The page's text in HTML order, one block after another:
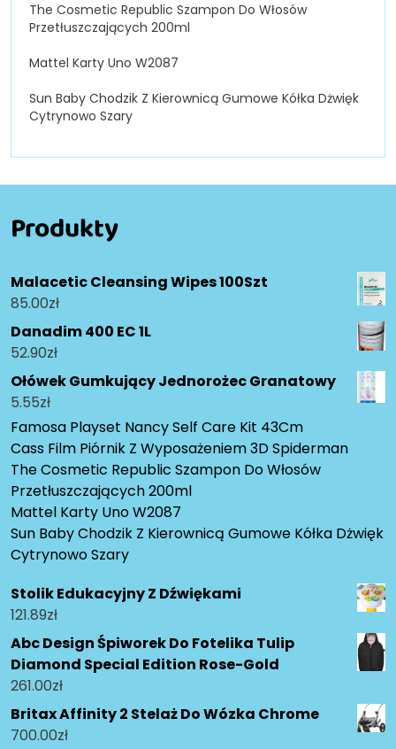
The Cosmetic Republic Szampon Do Włosów
Przetłuszczających 200ml
Mattel Karty Uno W2087
Sun Baby Chodzik Z Kierownicą Gumowe Kółka Dżwięk
Cytrynowo Szary
Produkty
Malacetic Cleansing Wipes 100Szt
85.00zł
Danadim 400 EC 1L
52.90zł
Ołówek Gumkujący Jednorożec Granatowy
5.55zł
Famosa Playset Nancy Self Care Kit 43Cm
Cass Film Piórnik Z Wyposażeniem 3D Spiderman
The Cosmetic Republic Szampon Do Włosów
Przetłuszczających 200ml
Mattel Karty Uno W2087
Sun Baby Chodzik Z Kierownicą Gumowe Kółka Dżwięk
Cytrynowo Szary
Stolik Edukacyjny Z Dźwiękami
121.89zł
Abc Design Śpiworek Do Fotelika Tulip
Diamond Special Edition Rose-Gold
261.00zł
Britax Affinity 2 Stelaż Do Wózka Chrome
700.00zł